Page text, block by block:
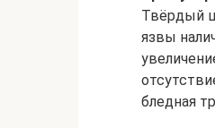
Твёрдый
язвы
бледная